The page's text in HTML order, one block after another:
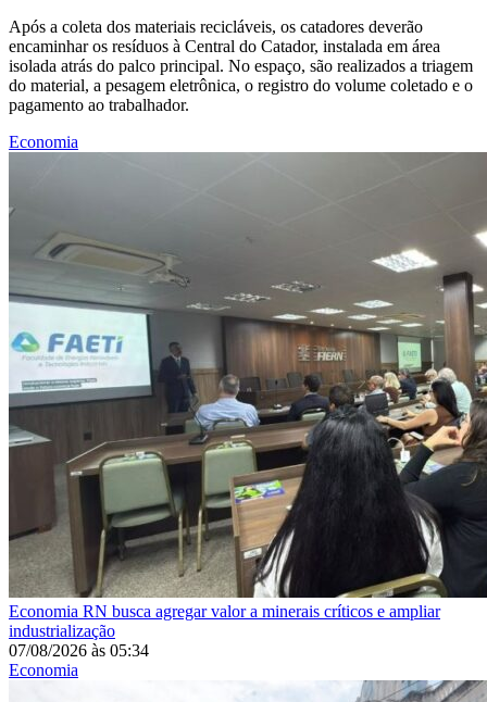
Após a coleta dos materiais recicláveis, os catadores deverão
encaminhar os resíduos à Central do Catador, instalada em área
isolada atrás do palco principal. No espaço, são realizados a triagem
do material, a pesagem eletrônica, o registro do volume coletado e o
pagamento ao trabalhador.
Economia
Economia RN busca agregar valor a minerais críticos e ampliar
industrialização
07/08/2026 às 05:34
Economia